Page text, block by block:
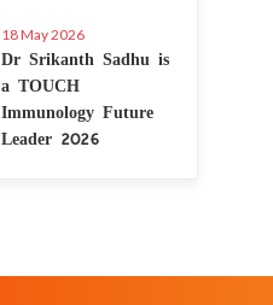
18 May 2026
Dr Srikanth Sadhu is
a TOUCH
Immunology Future
Leader 2026